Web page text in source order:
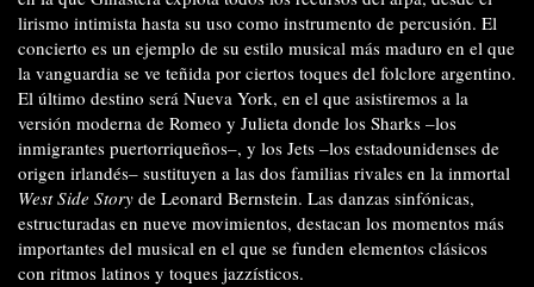
lirismo intimista hasta su uso como instrumento de percusión. El
concierto es un ejemplo de su estilo musical más maduro en el que
la vanguardia se ve teñida por ciertos toques del folclore argentino.
El último destino será Nueva York, en el que asistiremos a la
versión moderna de Romeo y Julieta donde los Sharks –los
inmigrantes puertorriqueños–, y los Jets –los estadounidenses de
origen irlandés– sustituyen a las dos familias rivales en la inmortal
West Side Story de Leonard Bernstein. Las danzas sinfónicas,
estructuradas en nueve movimientos, destacan los momentos más
importantes del musical en el que se funden elementos clásicos
con ritmos latinos y toques jazzísticos.